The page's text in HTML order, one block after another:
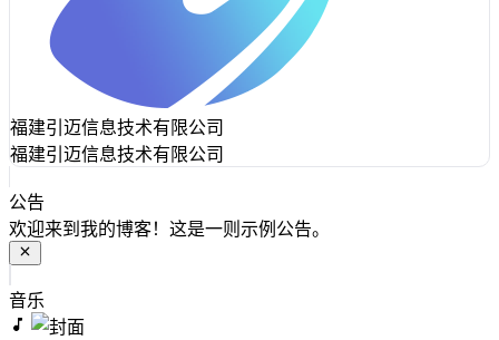
福建引迈信息技术有限公司
福建引迈信息技术有限公司
公告
欢迎来到我的博客！这是一则示例公告。
音乐